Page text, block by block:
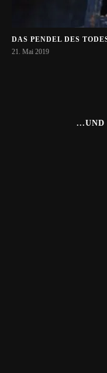
DAS PENDEL DES
21. Mai 2019
...UND